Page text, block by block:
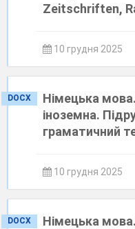
Zeitschriften,
10 грудня 2025
DOCX
Німецька
іноземна.
граматичний
10 грудня 2025
DOCX
Німецька